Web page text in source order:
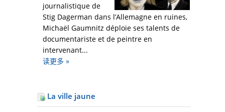
journalistique de
Stig Dagerman dans l’Allemagne en ruines,
Michaël Gaumnitz déploie ses talents de
documentariste et de peintre en
intervenant...
读更多 »
La ville jaune